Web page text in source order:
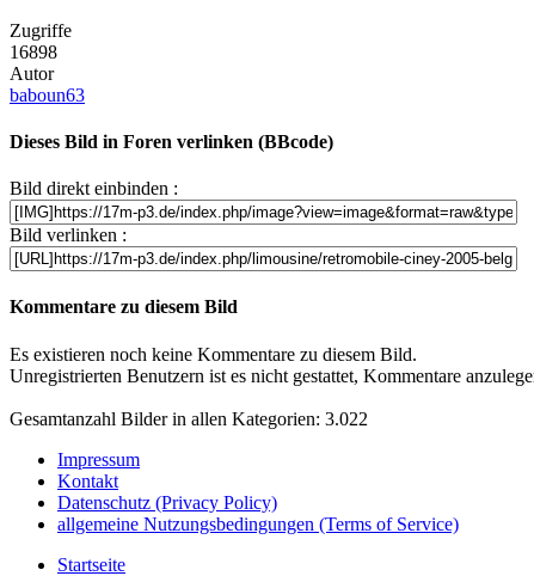
Zugriffe
16898
Autor
baboun63
Dieses Bild in Foren verlinken (BBcode)
Bild direkt einbinden :
Bild verlinken :
Kommentare zu diesem Bild
Es existieren noch keine Kommentare zu diesem Bild.
Unregistrierten Benutzern ist es nicht gestattet, Kommentare
Gesamtanzahl Bilder in allen Kategorien: 3.022
Impressum
Kontakt
Datenschutz (Privacy Policy)
allgemeine Nutzungsbedingungen (Terms of Service)
Startseite